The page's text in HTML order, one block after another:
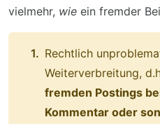
vielmehr, wie ein fremder
Rechtlich
Weiterverbreitung,
fremden Postings
Kommentar oder